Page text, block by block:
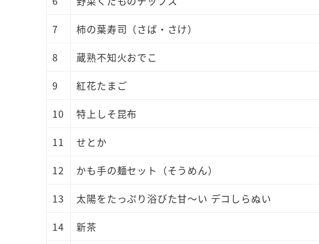
7
柿の葉寿司（さば・さけ）
8
蔵熟不知火おでこ
9
紅花たまご
10
特上しそ昆布
11
せとか
12
かも手の麺セット（そうめん）
13
太陽をたっぷり浴びた甘～い デコしらぬい
14
新茶